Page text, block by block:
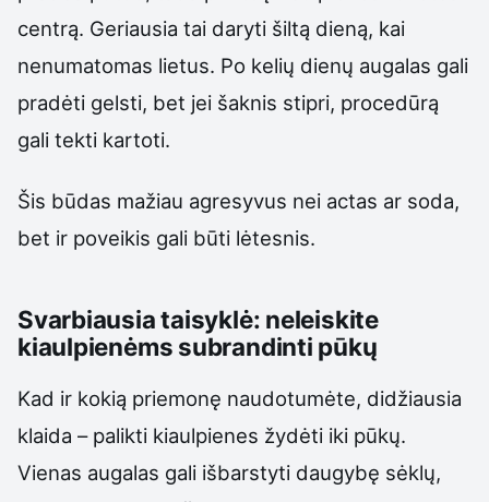
centrą. Geriausia tai daryti šiltą dieną, kai
nenumatomas lietus. Po kelių dienų augalas gali
pradėti gelsti, bet jei šaknis stipri, procedūrą
gali tekti kartoti.
Šis būdas mažiau agresyvus nei actas ar soda,
bet ir poveikis gali būti lėtesnis.
Svarbiausia taisyklė: neleiskite
kiaulpienėms subrandinti pūkų
Kad ir kokią priemonę naudotumėte, didžiausia
klaida – palikti kiaulpienes žydėti iki pūkų.
Vienas augalas gali išbarstyti daugybę sėklų,